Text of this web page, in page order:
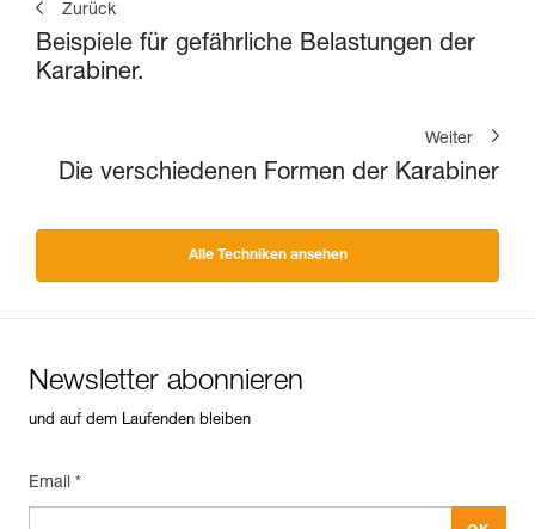
Zurück
Beispiele für gefährliche Belastungen der
Karabiner.
Weiter
Die verschiedenen Formen der Karabiner
Alle Techniken ansehen
Newsletter abonnieren
und auf dem Laufenden bleiben
Email *